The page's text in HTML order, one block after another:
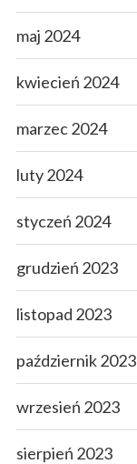
maj 2024
kwiecień 2024
marzec 2024
luty 2024
styczeń 2024
grudzień 2023
listopad 2023
październik 2023
wrzesień 2023
sierpień 2023